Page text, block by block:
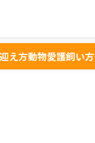
え方動物愛護飼い方